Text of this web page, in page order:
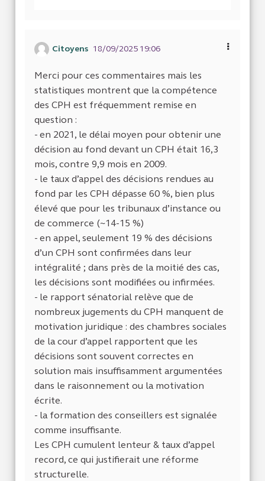
Citoyens 18/09/2025 19:06
Merci pour ces commentaires mais les
statistiques montrent que la compétence
des CPH est fréquemment remise en
question :
- en 2021, le délai moyen pour obtenir une
décision au fond devant un CPH était 16,3
mois, contre 9,9 mois en 2009.
- le taux d’appel des décisions rendues au
fond par les CPH dépasse 60 %, bien plus
élevé que pour les tribunaux d’instance ou
de commerce (~14-15 %)
- en appel, seulement 19 % des décisions
d’un CPH sont confirmées dans leur
intégralité ; dans près de la moitié des cas,
les décisions sont modifiées ou infirmées.
- le rapport sénatorial relève que de
nombreux jugements du CPH manquent de
motivation juridique : des chambres sociales
de la cour d’appel rapportent que les
décisions sont souvent correctes en
solution mais insuffisamment argumentées
dans le raisonnement ou la motivation
écrite.
- la formation des conseillers est signalée
comme insuffisante.
Les CPH cumulent lenteur & taux d’appel
record, ce qui justifierait une réforme
structurelle.